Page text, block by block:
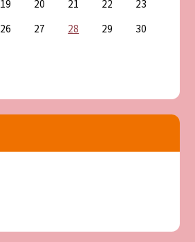
19 20 21 22
23
26 27 28 29
30